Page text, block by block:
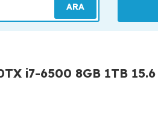
ARA
i7-6500 8GB 1TB 15.6